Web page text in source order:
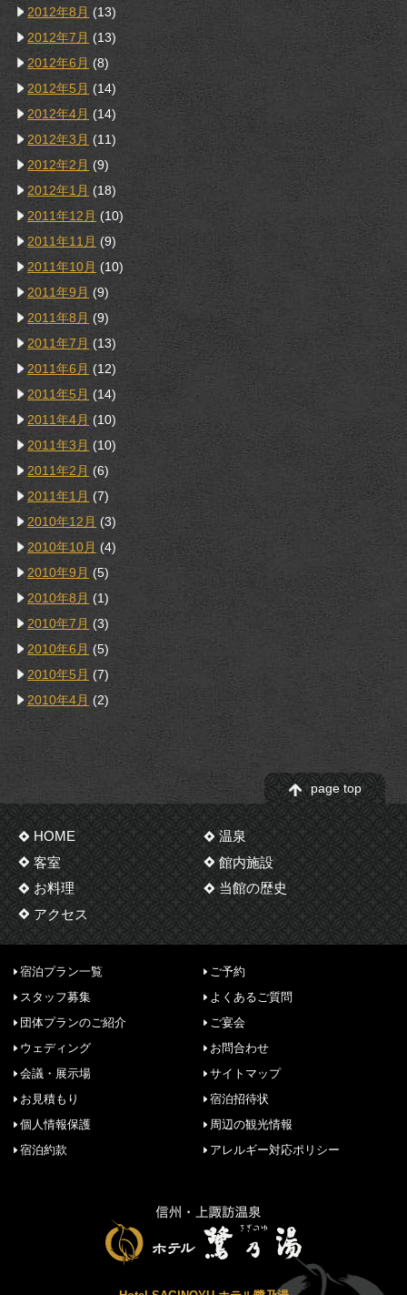
2012年8月 (13)
2012年7月 (13)
2012年6月 (8)
2012年5月 (14)
2012年4月 (14)
2012年3月 (11)
2012年2月 (9)
2012年1月 (18)
2011年12月 (10)
2011年11月 (9)
2011年10月 (10)
2011年9月 (9)
2011年8月 (9)
2011年7月 (13)
2011年6月 (12)
2011年5月 (14)
2011年4月 (10)
2011年3月 (10)
2011年2月 (6)
2011年1月 (7)
2010年12月 (3)
2010年10月 (4)
2010年9月 (5)
2010年8月 (1)
2010年7月 (3)
2010年6月 (5)
2010年5月 (7)
2010年4月 (2)
page top
HOME
温泉
客室
館内施設
お料理
当館の歴史
アクセス
宿泊プラン一覧
ご予約
スタッフ募集
よくあるご質問
団体プランのご紹介
ご宴会
ウェディング
お問合わせ
会議・展示場
サイトマップ
お見積もり
宿泊招待状
個人情報保護
周辺の観光情報
宿泊約款
アレルギー対応ポリシー